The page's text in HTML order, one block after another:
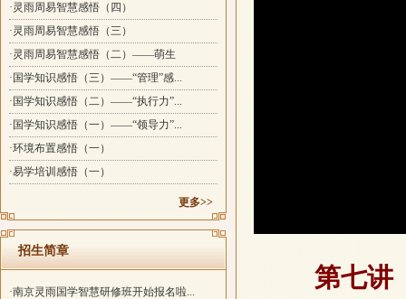
·灵雨周易智慧感悟（四）
·灵雨周易智慧感悟（三）
·灵雨周易智慧感悟（二）——萌生
·国学知识感悟（三）——“管理”感...
·国学知识感悟（二）——“执行力”...
·国学知识感悟（一）——“领导力”...
·环境布置感悟（一）
·易学培训感悟（一）
更多>>
招生简章
·南京灵雨国学智慧研修班开始报名啦...
第七讲